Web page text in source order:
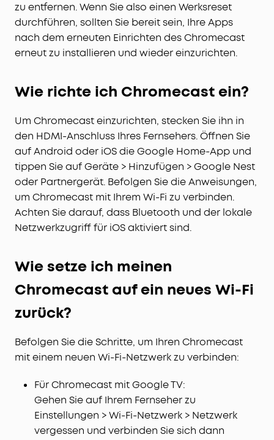
zu entfernen. Wenn Sie also einen Werksreset
durchführen, sollten Sie bereit sein, Ihre Apps
nach dem erneuten Einrichten des Chromecast
erneut zu installieren und wieder einzurichten.
Wie richte ich Chromecast ein?
Um Chromecast einzurichten, stecken Sie ihn in
den HDMI-Anschluss Ihres Fernsehers. Öffnen Sie
auf Android oder iOS die Google Home-App und
tippen Sie auf Geräte > Hinzufügen > Google Nest
oder Partnergerät. Befolgen Sie die Anweisungen,
um Chromecast mit Ihrem Wi-Fi zu verbinden.
Achten Sie darauf, dass Bluetooth und der lokale
Netzwerkzugriff für iOS aktiviert sind.
Wie setze ich meinen
Chromecast auf ein neues Wi-Fi
zurück?
Befolgen Sie die Schritte, um Ihren Chromecast
mit einem neuen Wi-Fi-Netzwerk zu verbinden:
Für Chromecast mit Google TV:
Gehen Sie auf Ihrem Fernseher zu
Einstellungen > Wi-Fi-Netzwerk > Netzwerk
vergessen und verbinden Sie sich dann